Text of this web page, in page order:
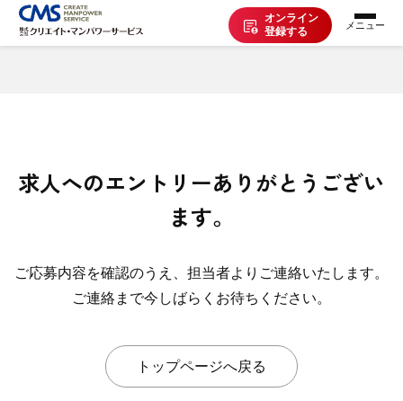
オンライン
登録する
派遣の知識
CMSについて
求人へのエントリーありがとうござい
ます。
ご応募内容を確認のうえ、担当者よりご連絡いたします。
ご連絡まで今しばらくお待ちください。
トップページへ戻る